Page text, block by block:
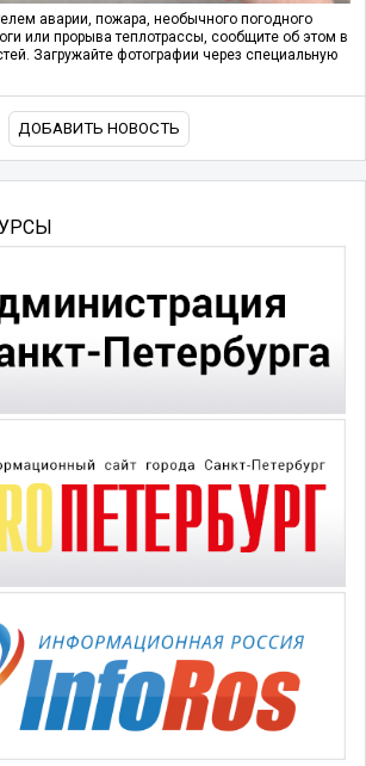
аварии, пожара, необычного погодного
или прорыва теплотрассы, сообщите об этом в
Загружайте фотографии через специальную
ДОБАВИТЬ НОВОСТЬ